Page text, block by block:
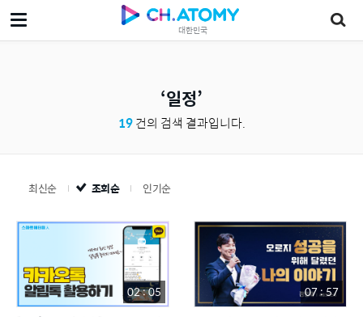
대한민국
일정
19건의 검색 결과입니다.
최신순 조회순 인기순
02 : 05 07 : 57